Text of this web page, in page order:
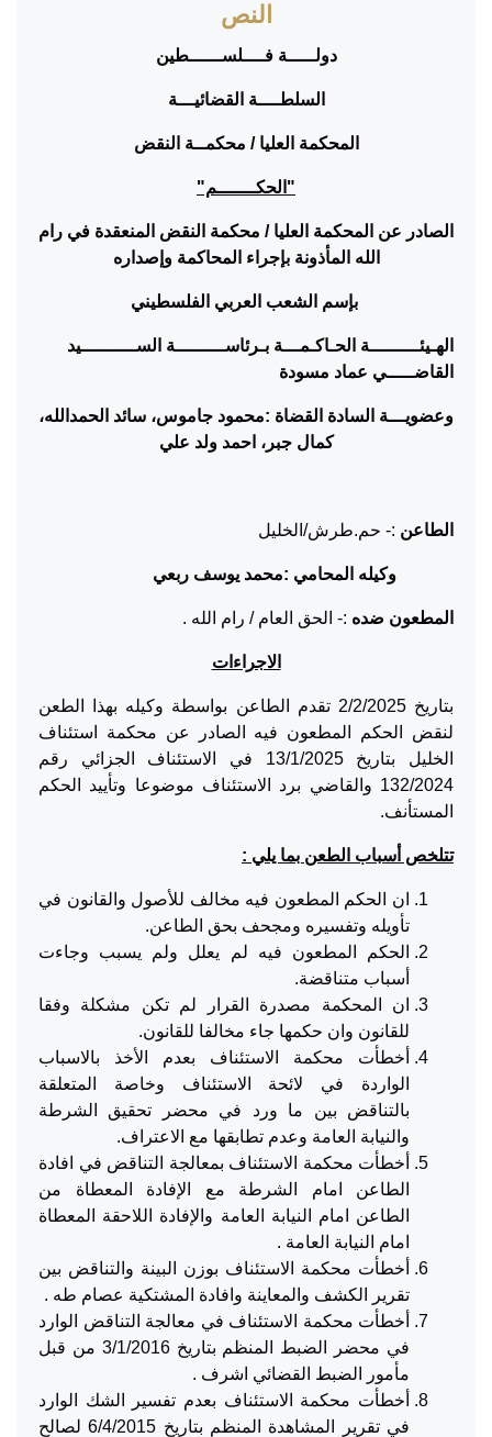
النص
دولـــــة فــــلســــــطين
السلطــــة القضائيـــة
المحكمة العليا / محكمــة النقض
"الحكـــــــم"
الصادر عن المحكمة العليا / محكمة النقض المنعقدة في رام
الله المأذونة بإجراء المحاكمة وإصداره
بإسم الشعب العربي الفلسطيني
الهـيئـــــــــة الحـاكـمـــة بـرئاســـــــــة الســــــــــيد
القاضـــــي عماد مسودة
وعضويـــة السادة القضاة :محمود جاموس، سائد الحمدالله،
كمال جبر، احمد ولد علي
الطاعن :- حم.طرش/الخليل
وكيله المحامي :محمد يوسف ربعي
المطعون ضده :- الحق العام / رام الله .
الاجراءات
بتاريخ 2/2/2025 تقدم الطاعن بواسطة وكيله بهذا الطعن
لنقض الحكم المطعون فيه الصادر عن محكمة استئناف
الخليل بتاريخ 13/1/2025 في الاستئناف الجزائي رقم
132/2024 والقاضي برد الاستئناف موضوعا وتأييد الحكم
المستأنف.
تتلخص أسباب الطعن بما يلي :
ان الحكم المطعون فيه مخالف للأصول والقانون في
تأويله وتفسيره ومجحف بحق الطاعن.
الحكم المطعون فيه لم يعلل ولم يسبب وجاءت
أسباب متناقضة.
ان المحكمة مصدرة القرار لم تكن مشكلة وفقا
للقانون وان حكمها جاء مخالفا للقانون.
أخطأت محكمة الاستئناف بعدم الأخذ بالاسباب
الواردة في لائحة الاستئناف وخاصة المتعلقة
بالتناقض بين ما ورد في محضر تحقيق الشرطة
والنيابة العامة وعدم تطابقها مع الاعتراف.
أخطأت محكمة الاستئناف بمعالجة التناقض في افادة
الطاعن امام الشرطة مع الإفادة المعطاة من
الطاعن امام النيابة العامة والإفادة اللاحقة المعطاة
امام النيابة العامة .
أخطأت محكمة الاستئناف بوزن البينة والتناقض بين
تقرير الكشف والمعاينة وافادة المشتكية عصام طه .
أخطأت محكمة الاستئناف في معالجة التناقض الوارد
في محضر الضبط المنظم بتاريخ 3/1/2016 من قبل
مأمور الضبط القضائي اشرف .
أخطأت محكمة الاستئناف بعدم تفسير الشك الوارد
في تقرير المشاهدة المنظم بتاريخ 6/4/2015 لصالح